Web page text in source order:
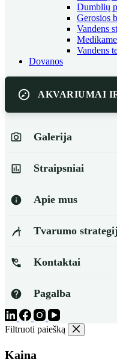
Dumblių
Gerosios
Vandens
Vandens
Dovanos
AKVARIUMAI
Galerija
Straipsniai
Apie mus
Tvarumo
Kontaktai
Pagalba
Filtruoti paiešką
Kaina